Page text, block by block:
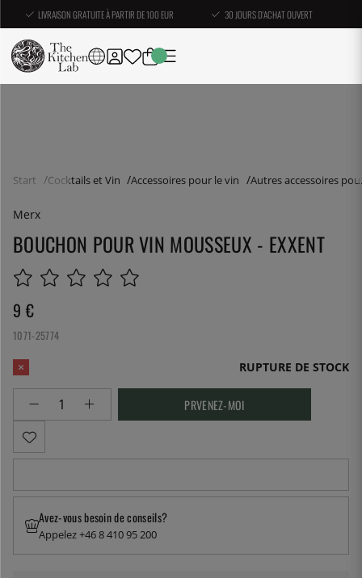
LIVRAISON GRATUITE À PARTIR DE 100 EUR 30 JOURS D'ACHAT OUVERT
Start Cocktails et Vin Accessoires pour le vin Autres accessoires
Merx
BOUCHON POUR VIN MOUSSEUX - EXXENT
9 €
1071-25774
RUPTURE DE STOCK
PRVENEZ-MOI
Avez-vous besoin de conseils?
Appelez +46 8 410 95 200